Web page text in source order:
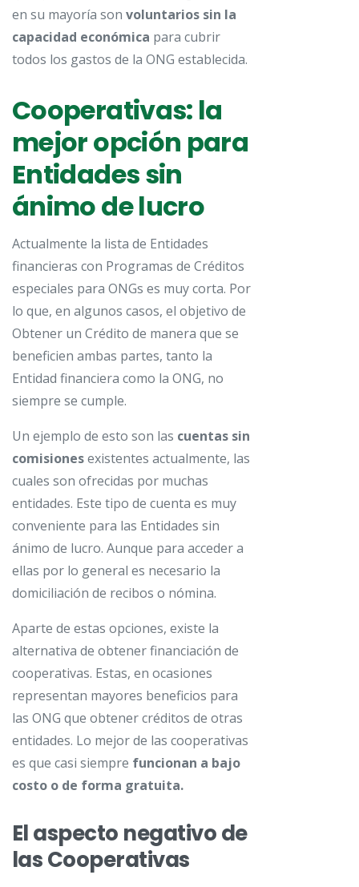
en su mayoría son voluntarios sin la
capacidad económica para cubrir
todos los gastos de la ONG establecida.
Cooperativas: la
mejor opción para
Entidades sin
ánimo de lucro
Actualmente la lista de Entidades
financieras con Programas de Créditos
especiales para ONGs es muy corta. Por
lo que, en algunos casos, el objetivo de
Obtener un Crédito de manera que se
beneficien ambas partes, tanto la
Entidad financiera como la ONG, no
siempre se cumple.
Un ejemplo de esto son las cuentas sin
comisionesexistentes actualmente, las
cuales son ofrecidas por muchas
entidades. Este tipo de cuenta es muy
conveniente para las Entidades sin
ánimo de lucro. Aunque para acceder a
ellas por lo general es necesario la
domiciliación de recibos o nómina.
Aparte de estas opciones, existe la
alternativa de obtener financiación de
cooperativas. Estas, en ocasiones
representan mayores beneficios para
las ONG que obtener créditos de otras
entidades. Lo mejor de las cooperativas
es que casi siempre funcionan a bajo
costo o de forma gratuita.
El aspecto negativo de
las Cooperativas